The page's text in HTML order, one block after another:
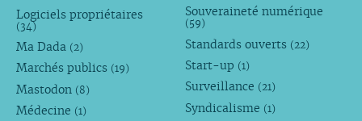
Logiciels propriétaires
(34)
Ma Dada (2)
Marchés publics (19)
Mastodon (8)
Médecine (1)
Souveraineté numérique
(59)
Standards ouverts (22)
Start-up (1)
Surveillance (21)
Syndicalisme (1)